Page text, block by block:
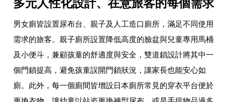
多元人性化設計、在意旅客的每個需求
男女廁皆設置尿布台、親子及人工造口廁所，滿足不同使用
需求的旅客。親子廁所設置降低高度的臉盆與兒童專用馬桶
及小便斗，兼顧孩童的舒適度與安全，雙道鎖設計將其中一
個門鎖提高，避免孩童誤開門鎖狀況，讓家長也能安心如
廁。此外，每一個廁間皆增設日本廁所常見的穿衣平台便於